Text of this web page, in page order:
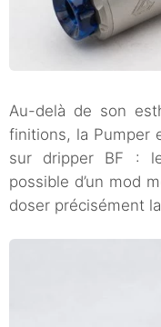
Au-delà de son
finitions, la Pumper
sur dripper BF :
possible d’un mod
doser précisément